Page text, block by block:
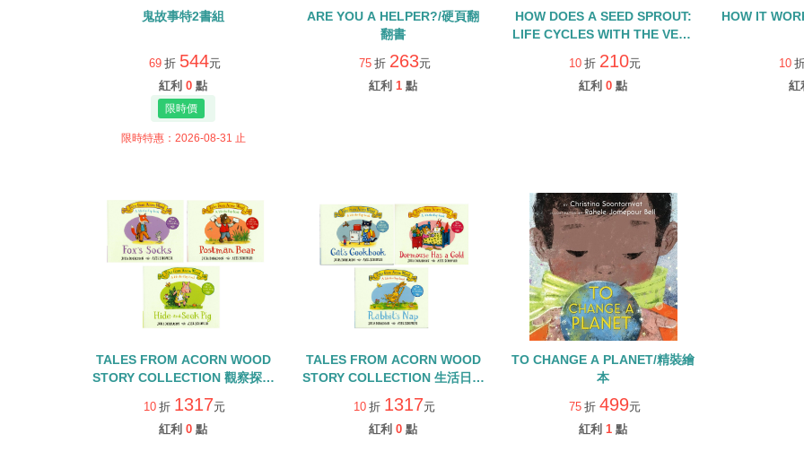
鬼故事特2書組
69 折 544元
紅利 0 點
限時特惠：2026-08-31 止
ARE YOU A HELPER?/硬頁翻
翻書
75 折 263元
紅利 1 點
HOW DOES A SEED SPROUT:
LIFE CYCLES WITH THE VERY
HUNGRY CATERPILLAR/硬頁
書
10 折 210元
紅利 0 點
HOW IT
10
紅
TALES FROM ACORN WOOD
STORY COLLECTION 觀察探索
組/硬頁翻翻書+QR CODE
10 折 1317元
紅利 0 點
TALES FROM ACORN WOOD
STORY COLLECTION 生活日常
組/硬頁翻翻書+QR CODE
10 折 1317元
紅利 0 點
TO CHANGE A PLANET/精裝繪
本
75 折 499元
紅利 1 點